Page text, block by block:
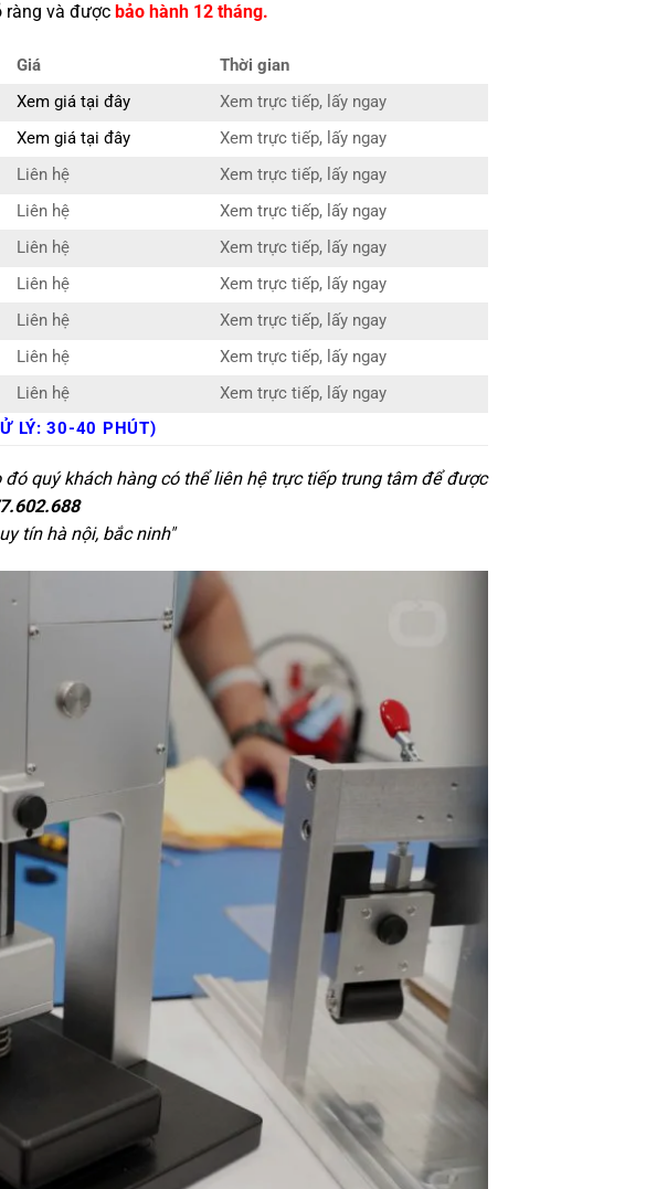
ràng và được bảo hành 12 tháng.
Giá
Thời gian
Xem giá tại đây
Xem trực tiếp, lấy ngay
Xem giá tại đây
Xem trực tiếp, lấy ngay
Liên hệ
Xem trực tiếp, lấy ngay
Liên hệ
Xem trực tiếp, lấy ngay
Liên hệ
Xem trực tiếp, lấy ngay
Liên hệ
Xem trực tiếp, lấy ngay
Liên hệ
Xem trực tiếp, lấy ngay
Liên hệ
Xem trực tiếp, lấy ngay
Liên hệ
Xem trực tiếp, lấy ngay
LÝ: 30-40 PHÚT)
quý khách hàng có thể liên hệ trực tiếp trung tâm để được
tín hà nội, bắc ninh"